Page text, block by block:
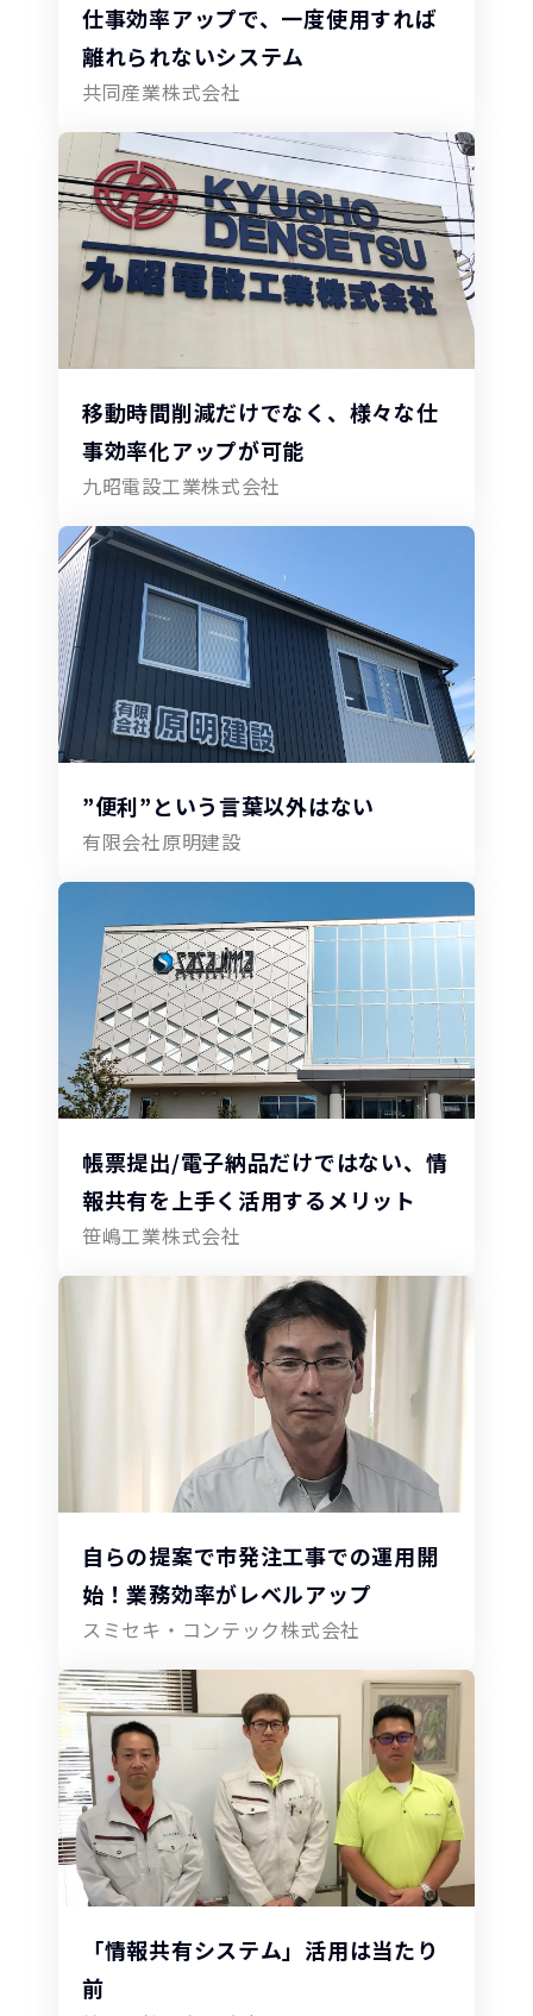
仕事効率アップで、一度使用すれば
離れられないシステム
共同産業株式会社
移動時間削減だけでなく、様々な仕
事効率化アップが可能
九昭電設工業株式会社
”便利”という言葉以外はない
有限会社原明建設
帳票提出/電子納品だけではない、情
報共有を上手く活用するメリット
笹嶋工業株式会社
自らの提案で市発注工事での運用開
始！業務効率がレベルアップ
スミセキ・コンテック株式会社
「情報共有システム」活用は当たり
前